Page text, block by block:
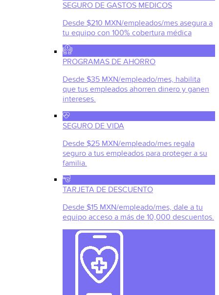
SEGURO DE GASTOS MEDICOS
Desde $210 MXN/empleados/mes asegura a
tu equipo con 100% cobertura médica
PROGRAMAS DE AHORRO
Desde $35 MXN/empleado/mes, habilita
que tus empleados ahorren dinero y ganen
intereses.
SEGURO DE VIDA
Desde $25 MXN/empleado/mes regala
seguro a tus empleados para proteger a su
familia.
TARJETA DE DESCUENTO
Desde $15 MXN/empleado/mes, dale a tu
equipo acceso a más de 10,000 descuentos.